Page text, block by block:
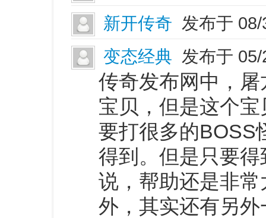
新开传奇 发布于
变态经典 发布于
传奇发布网中，
宝贝，但是这个
要打很多的BOSS
得到。但是只要
说，帮助还是非
外，其实还有另